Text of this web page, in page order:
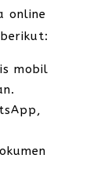
online
mobil